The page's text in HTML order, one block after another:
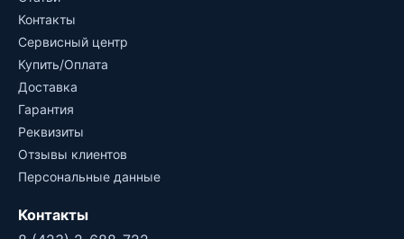
Контакты
Сервисный центр
Купить/Оплата
Доставка
Гарантия
Реквизиты
Отзывы клиентов
Персональные данные
Контакты